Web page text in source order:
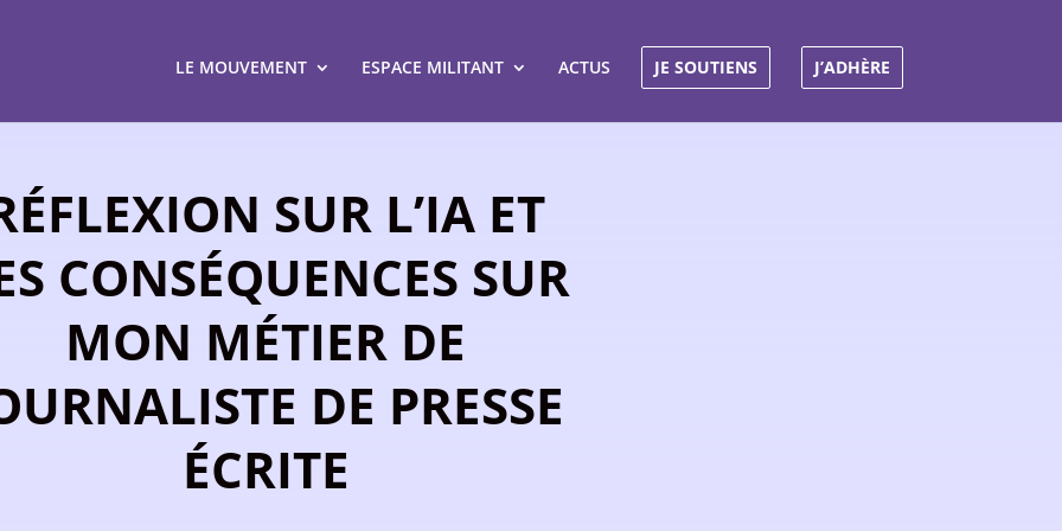
LE MOUVEMENT ESPACE MILITANT ACTUS JE SOUTIENS J’ADHÈRE
SUR L’IA ET
CONSÉQUENCES SUR
MON MÉTIER DE
DE PRESSE
ÉCRITE